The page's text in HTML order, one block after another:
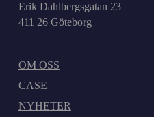
Erik Dahlbergsgatan 23
411 26 Göteborg
OM OSS
CASE
NYHETER